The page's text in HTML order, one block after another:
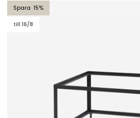
15
till 16/8
Level soffbordunderrede stor - lava grey